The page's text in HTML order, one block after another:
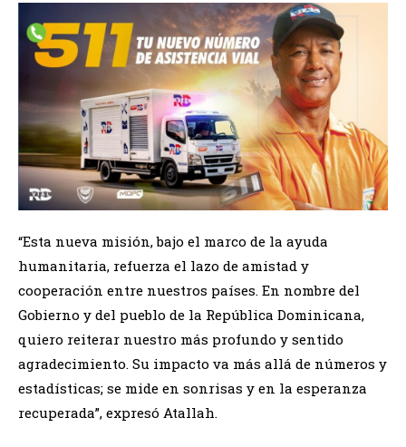
“Esta nueva misión, bajo el marco de la ayuda
humanitaria, refuerza el lazo de amistad y
cooperación entre nuestros países. En nombre del
Gobierno y del pueblo de la República Dominicana,
quiero reiterar nuestro más profundo y sentido
agradecimiento. Su impacto va más allá de números y
estadísticas; se mide en sonrisas y en la esperanza
recuperada”, expresó Atallah.